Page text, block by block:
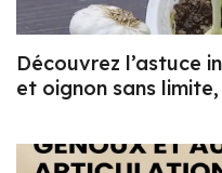
Découvrez l’astuce
et oignon sans